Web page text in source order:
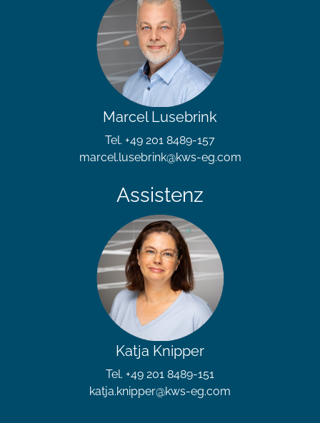
Marcel Lusebrink
Tel. +49 201 8489-157
marcel.lusebrink@kws-eg.com
Assistenz
Katja Knipper
Tel. +49 201 8489-151
katja.knipper@kws-eg.com